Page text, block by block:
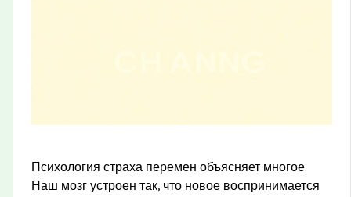
Психология страха перемен объясняет многое.
Наш мозг устроен так, что новое воспринимается